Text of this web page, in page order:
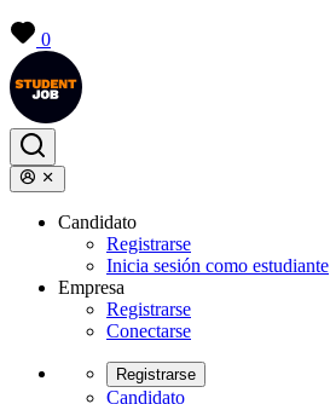
0
Candidato
Registrarse
Inicia sesión como estudiante
Empresa
Registrarse
Conectarse
Registrarse
Candidato